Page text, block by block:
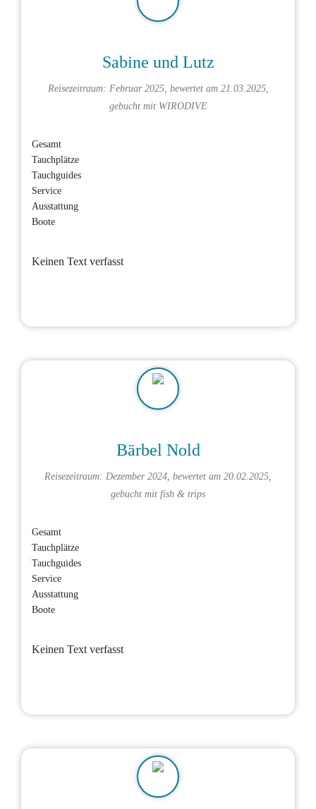
Sabine und Lutz
Reisezeitraum: Februar 2025, bewertet am 21.03.2025,
gebucht mit WIRODIVE
Gesamt
Tauchplätze
Tauchguides
Service
Ausstattung
Boote
Keinen Text verfasst
Bärbel Nold
Reisezeitraum: Dezember 2024, bewertet am 20.02.2025,
gebucht mit fish & trips
Gesamt
Tauchplätze
Tauchguides
Service
Ausstattung
Boote
Keinen Text verfasst